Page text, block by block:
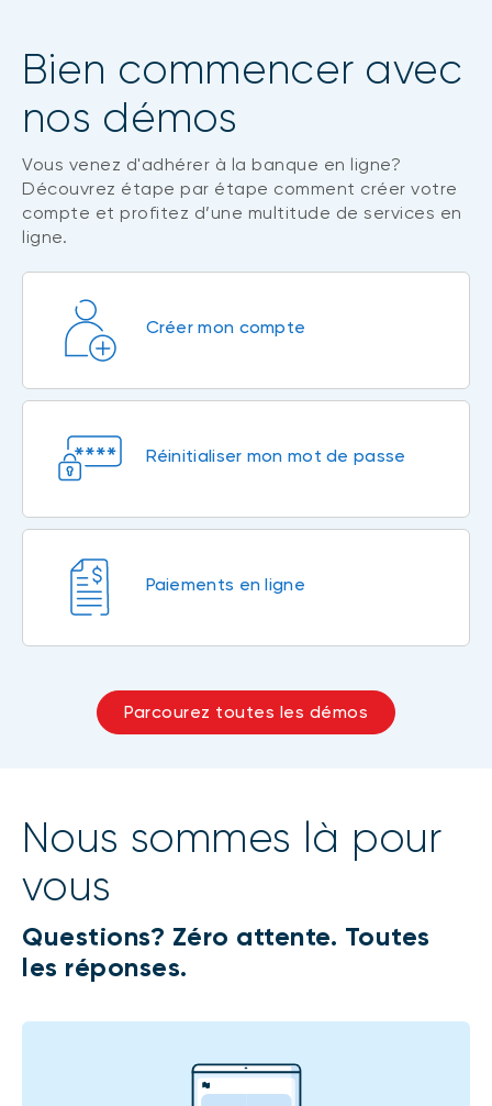
Bien commencer avec
nos démos
Vous venez d'adhérer à la banque en ligne?
Découvrez étape par étape comment créer votre
compte et profitez d’une multitude de services en
ligne.
Créer mon compte
Réinitialiser mon mot de passe
Paiements en ligne
Parcourez toutes les démos
Nous sommes là pour
vous
Questions? Zéro attente. Toutes
les réponses.